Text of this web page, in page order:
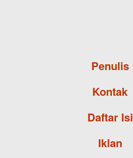
Penulis
Kontak
Daftar Isi
Iklan